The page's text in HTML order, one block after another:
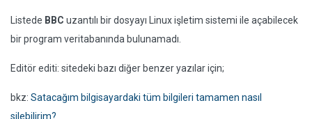
Listede BBC uzantılı bir dosyayı Linux işletim sistemi ile açabilecek
bir program veritabanında bulunamadı.
Editör editi: sitedeki bazı diğer benzer yazılar için;
bkz: Satacağım bilgisayardaki tüm bilgileri tamamen nasıl
silebilirim?